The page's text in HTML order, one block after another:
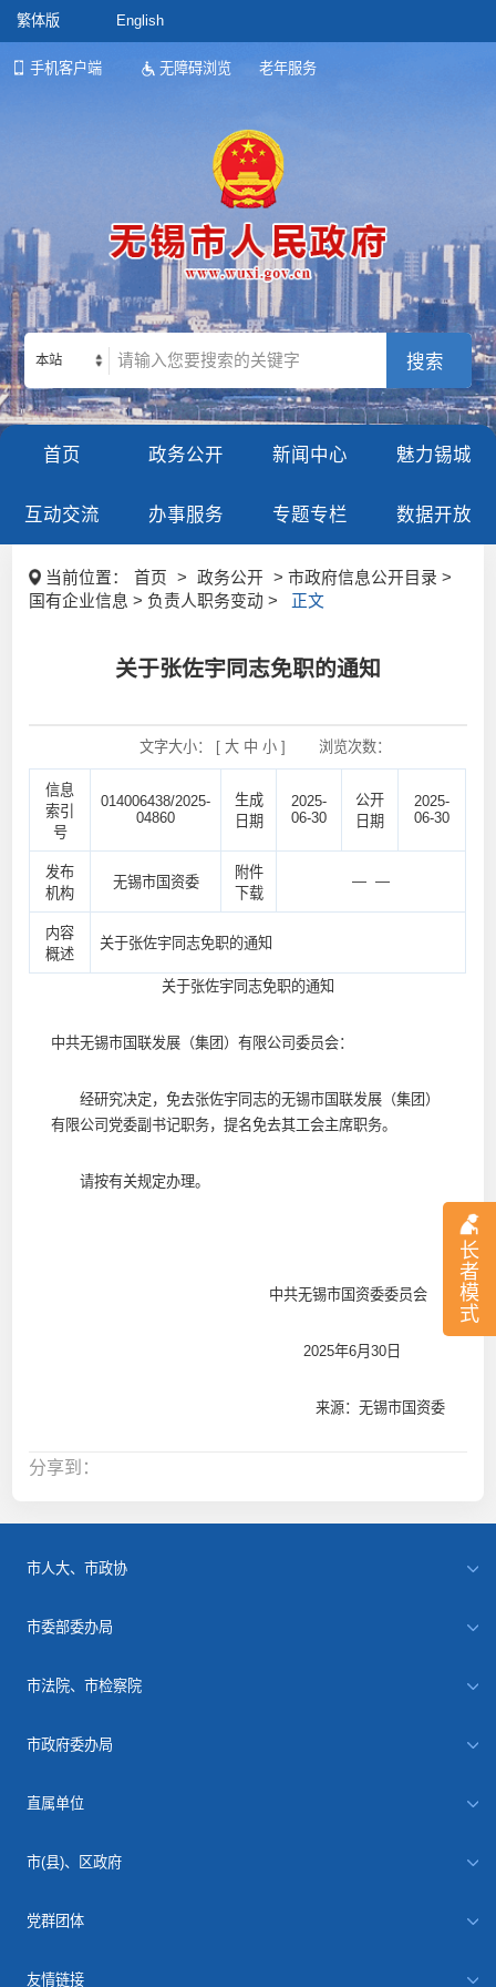
繁体版 English
手机客户端 无障碍浏览 老年服务
长
者
模
式
本站
首页 政务公开 新闻中心 魅力锡城
互动交流 办事服务 专题专栏 数据开放
当前位置： 首页 > 政务公开
> 市政府信息公开目录 >
国有企业信息 > 负责人职务变动 >
正文
关于张佐宇同志免职的通知
文字大小： [ 大 中 小] 浏览次数：
信息
索引
号
014006438/2025-
04860
生成
日期
2025-
06-30
公开
日期
2025-
06-30
发布
机构
无锡市国资委
附件
下载
— —
内容
概述
关于张佐宇同志免职的通知
关于张佐宇同志免职的通知
中共无锡市国联发展（集团）有限公司委员会：
经研究决定，免去张佐宇同志的无锡市国联发展（集团）
有限公司党委副书记职务，提名免去其工会主席职务。
请按有关规定办理。
中共无锡市国资委委员会
2025年6月30日
来源：无锡市国资委
分享到：
市人大、市政协
市委部委办局
市法院、市检察院
市政府委办局
直属单位
市(县)、区政府
党群团体
友情链接